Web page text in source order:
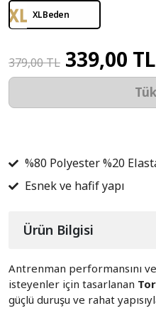
XL Beden
379,00 TL 339,00 TL
%80 Polyester %20
Esnek ve hafif yapı
Ürün Bilgisi
Antrenman performansını
isteyenler için tasarlanan
güçlü duruşu ve rahat